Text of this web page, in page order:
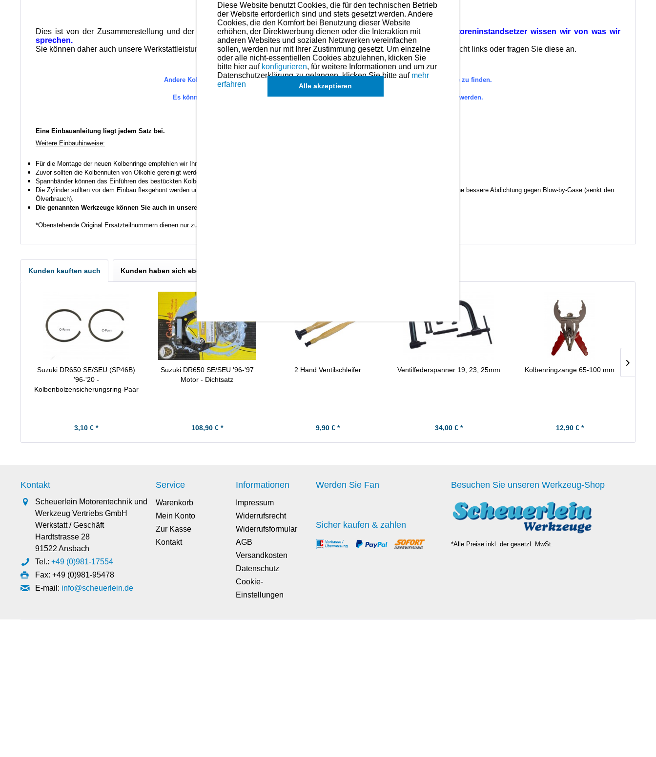
Dies ist von der Zusammenstellung und der Qualität mit das Beste was es im Bereich der Kolbenringe gibt.
Als Motoreninstandsetzer wissen wir von was wir
sprechen.
Sie können daher auch unsere Werkstattleistungen in Anspruch nehmen. Preise hierzu finden Sie in der Kategorien-Übersicht links oder fragen Sie diese an.
Andere Kolbenringmaße für dieses Modell sind (falls vorhanden) in der übergeordneten Kategorie zu finden.
Es können auch Sätze für einzelne Kolben, in Ausnahmefällen aucheinzelne Ringe angefragt werden.
Eine Einbauanleitung liegt jedem Satz bei.
Weitere Einbauhinweise:
Für die Montage der neuen Kolbenringe empfehlen wir Ihnen eine Kolbenringzange zu verwenden.
Zuvor sollten die Kolbennuten von Ölkohle gereinigt werden auch hierfür gibt es ein Werkzeug.
Spannbänder können das Einführen des bestückten Kolbens in den Zylinder erleichtern.
Die Zylinder sollten vor dem Einbau flexgehont werden um den Kreuzschliff wieder einzubringen. Dies ermöglicht eine bessere Ölhaftung und somit eine bessere Abdichtung gegen Blow-by-Gase (senkt den
Ölverbrauch).
Die genannten Werkzeuge können Sie auch in unserem Shop finden.
*Obenstehende Original Ersatzteilnummern dienen nur zu Vergleichszwecken.
Kunden kauften auch Kunden haben sich ebenfalls angesehen
Suzuki DR650 SE/SEU (SP46B)
'96-'20 -
Kolbenbolzensicherungsring-Paar
3,10 € *
Suzuki DR650 SE/SEU '96-'97
Motor - Dichtsatz
108,90 € *
2 Hand Ventilschleifer
9,90 € *
Ventilfederspanner 19, 23, 25mm
34,00 € *
Kolbenringzange 65-100 mm
12,90 € *
Kontakt
Scheuerlein Motorentechnik und
Werkzeug Vertriebs GmbH
Werkstatt / Geschäft
Hardtstrasse 28
91522 Ansbach
Tel.: +49 (0)981-17554
Fax: +49 (0)981-95478
E-mail: info@scheuerlein.de
Service
Warenkorb
Mein Konto
Zur Kasse
Kontakt
Informationen
Impressum
Widerrufsrecht
Widerrufsformular
AGB
Versandkosten
Datenschutz
Cookie-
Einstellungen
Werden Sie Fan
Sicher kaufen & zahlen
Besuchen Sie unseren Werkzeug-Shop
*Alle Preise inkl. der gesetzl. MwSt.
Diese Website benutzt Cookies, die für den technischen Betrieb
der Website erforderlich sind und stets gesetzt werden. Andere
Cookies, die den Komfort bei Benutzung dieser Website
erhöhen, der Direktwerbung dienen oder die Interaktion mit
anderen Websites und sozialen Netzwerken vereinfachen
sollen, werden nur mit Ihrer Zustimmung gesetzt. Um einzelne
oder alle nicht-essentiellen Cookies abzulehnen, klicken Sie
bitte hier auf konfigurieren, für weitere Informationen und um zur
Datenschutzerklärung zu gelangen, klicken Sie bitte auf mehr
erfahren
Alle akzeptieren